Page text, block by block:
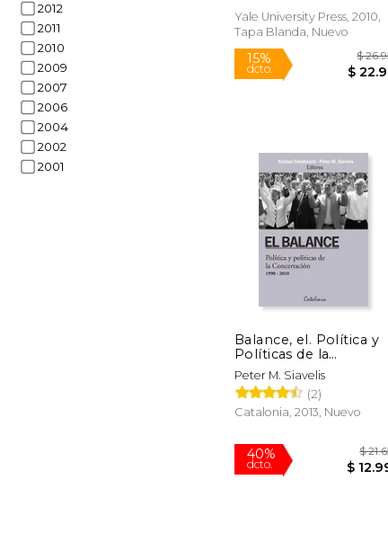
2012
2011
2010
2009
2007
2006
2004
2002
2001
Yale University Press, 2010,
Tapa Blanda, Nuevo
Balance, el. Política y
Políticas de la
Concertación (1990-
2010)
Peter M. Siavelis
(2)
Catalonia, 2013, Nuevo